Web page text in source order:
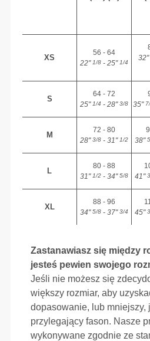
XS
56 - 64
22"1/8 - 25"1/4
32"
S
64 - 72
25"1/4 - 28"3/8
35"
M
72 - 80
28"3/8 - 31"1/2
38"
L
80 - 88
31"1/2 - 34"5/8
41"
XL
88 - 96
34"5/8 - 37"3/4
45"
Zastanawiasz się między
jesteś pewien swojego
Jeśli nie możesz się
większy rozmiar, aby
dopasowanie, lub mniejszy,
przylegający fason. Nasze
wykonywane zgodnie ze